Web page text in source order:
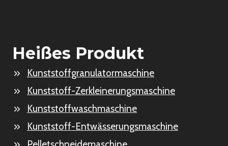
Heißes Produkt
Kunststoffgranulatormaschine
Kunststoff-Zerkleinerungsmaschine
Kunststoffwaschmaschine
Kunststoff-Entwässerungsmaschine